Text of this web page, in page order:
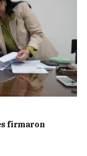
firmaron